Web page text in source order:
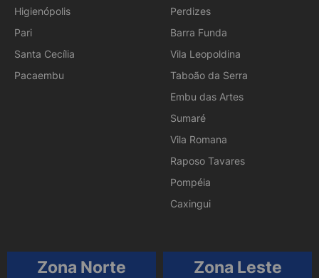
Higienópolis
Pari
Santa Cecília
Pacaembu
Perdizes
Barra Funda
Vila Leopoldina
Taboão da Serra
Embu das Artes
Sumaré
Vila Romana
Raposo Tavares
Pompéia
Caxingui
Zona Norte Zona Leste